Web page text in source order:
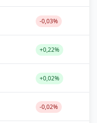
-0,03%
+0,22%
+0,02%
-0,02%